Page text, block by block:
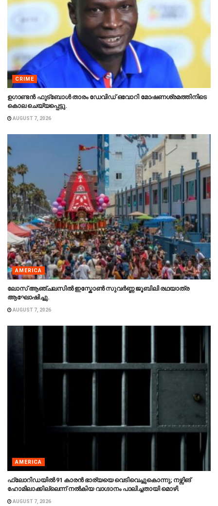
CRIME
ഉഗാണ്ടൻ ഫുട്ബോൾ താരം ഡേവിഡ് ഒവോറി മോഷണശ്രമത്തിനിടെ
കൊല ചെയ്യപ്പെട്ടു.
AUGUST 7, 2026
AMERICA
ലോസ് ആഞ്ചലസിൽ ഇസ്കോൺ സുവർണ്ണ ജൂബിലി രഥയാത്ര
ആഘോഷിച്ചു.
AUGUST 7, 2026
AMERICA
ഫ്ലോറിഡയിൽ 91 കാരൻ ഭാര്യയെ വെടിവെച്ചുകൊന്നു; നഴ്സിങ്
ഹോമിലാക്കില്ലെന്ന് നൽകിയ വാഗ്ദാനം പാലിച്ചതായി മൊഴി.
AUGUST 7, 2026